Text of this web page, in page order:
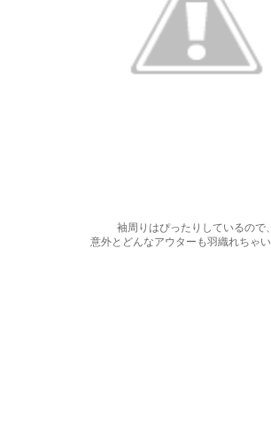
袖周りはぴったりしているので、
意外とどんなアウターも羽織れちゃい